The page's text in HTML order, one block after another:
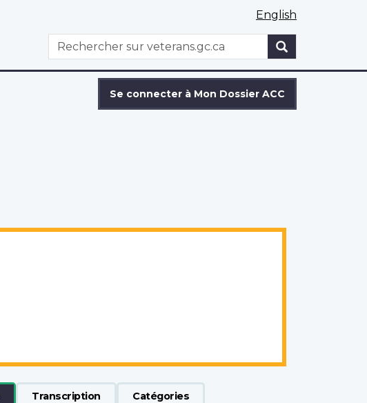
English
WxT
Search
Rechercher
Se connecter à Mon Dossier ACC
Transcription Catégories